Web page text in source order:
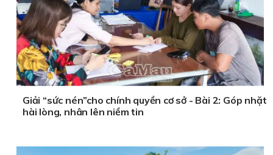
Giải “sức nén”cho chính quyền cơ sở - Bài 2: Góp nhặt
hài lòng, nhân lên niềm tin